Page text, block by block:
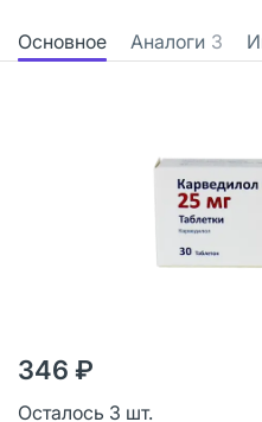
Основное Аналоги 3
346 ₽
Осталось 3 шт.